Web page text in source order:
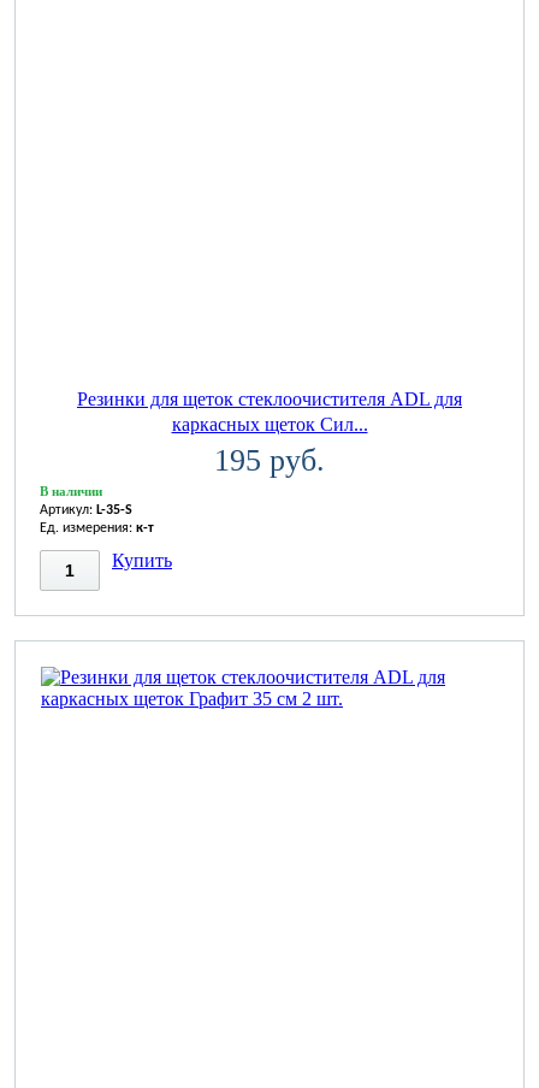
Резинки для щеток стеклоочистителя ADL для
каркасных щеток Сил...
195 руб.
В наличии
Артикул: L-35-S
Ед. измерения: к-т
Купить